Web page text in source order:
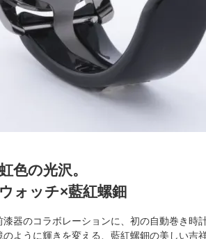
色の光沢。
ォッチ×藍紅螺鈿
器のコラボレーションに、初の自動巻き時
ように輝きを変える、藍紅螺鈿の美しい吉